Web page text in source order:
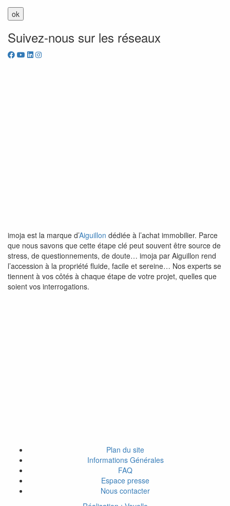
Suivez-nous sur les réseaux
imoja est la marque d’Aiguillon dédiée à l’achat immobilier. Parce
que nous savons que cette étape clé peut souvent être source de
stress, de questionnements, de doute… imoja par Aiguillon rend
l’accession à la propriété fluide, facile et sereine… Nos experts se
tiennent à vos côtés à chaque étape de votre projet, quelles que
soient vos interrogations.
Plan du site
Informations Générales
FAQ
Espace presse
Nous contacter